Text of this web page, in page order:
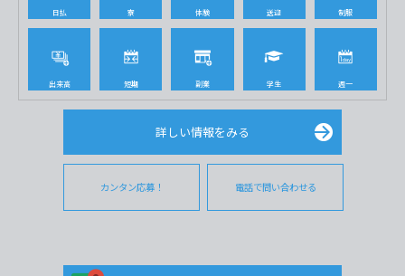
日払 寮 体験 送迎 制服
出来高 短期 副業 学生 週一
詳しい情報をみる
カンタン応募！ 電話で問い合わせる